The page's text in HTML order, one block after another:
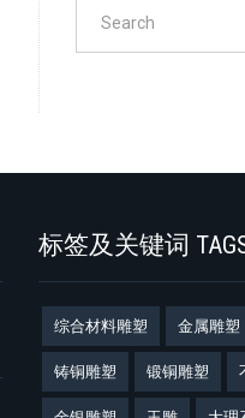
标签及关键词 TAGS
综合材料雕塑 金属雕塑
铸铜雕塑 锻铜雕塑